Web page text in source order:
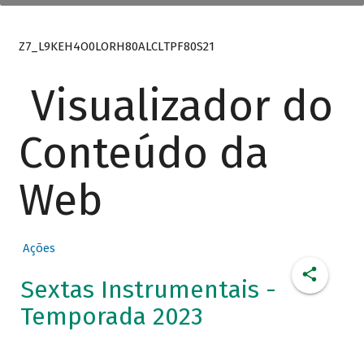
Z7_L9KEH4O0LORH80ALCLTPF80S21
Visualizador do
Conteúdo da
Web
Ações
Sextas Instrumentais -
Temporada 2023